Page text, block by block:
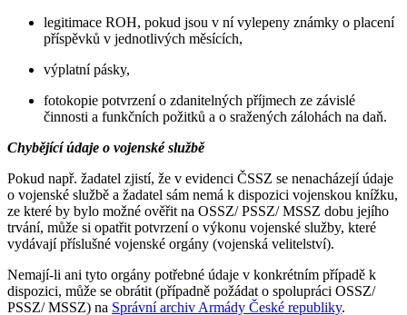
legitimace ROH, pokud jsou v ní vylepeny známky o placení
příspěvků v jednotlivých měsících,
výplatní pásky,
fotokopie potvrzení o zdanitelných příjmech ze závislé
činnosti a funkčních požitků a o sražených zálohách na daň.
Chybějící údaje o vojenské službě
Pokud např. žadatel zjistí, že v evidenci ČSSZ se nenacházejí údaje
o vojenské službě a žadatel sám nemá k dispozici vojenskou knížku,
ze které by bylo možné ověřit na OSSZ/ PSSZ/ MSSZ dobu jejího
trvání, může si opatřit potvrzení o výkonu vojenské služby, které
vydávají příslušné vojenské orgány (vojenská velitelství).
Nemají-li ani tyto orgány potřebné údaje v konkrétním případě k
dispozici, může se obrátit (případně požádat o spolupráci OSSZ/
PSSZ/ MSSZ) na Správní archiv Armády České republiky.